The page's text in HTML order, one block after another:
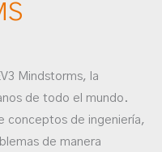
Mindstorms, la
de todo el mundo.
conceptos de ingeniería,
de manera